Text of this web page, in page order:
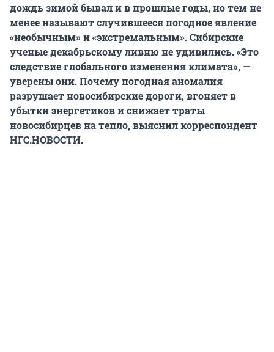
дождь зимой бывал и в прошлые годы, но тем не
менее называют случившееся погодное явление
«необычным» и «экстремальным». Сибирские
ученые декабрьскому ливню не удивились. «Это
следствие глобального изменения климата», —
уверены они. Почему погодная аномалия
разрушает новосибирские дороги, вгоняет в
убытки энергетиков и снижает траты
новосибирцев на тепло, выяснил корреспондент
НГС.НОВОСТИ.